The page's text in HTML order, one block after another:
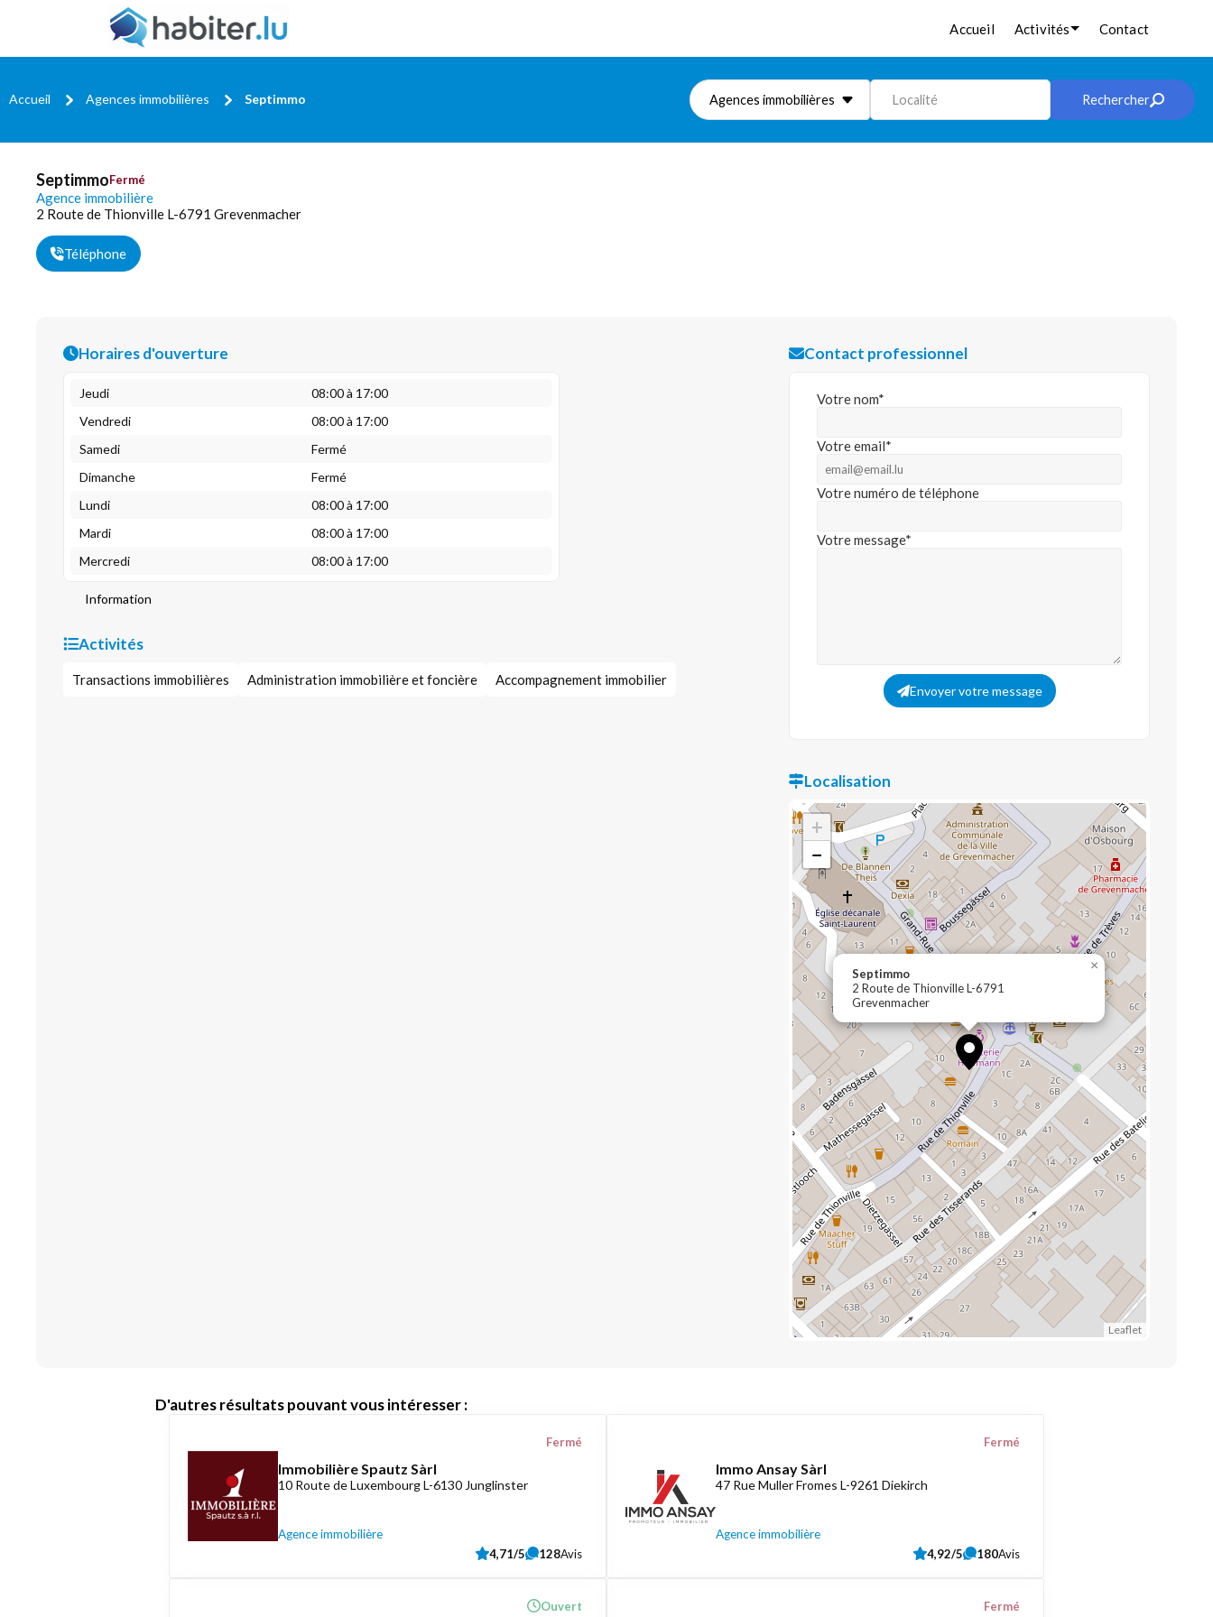
Accueil Activités Contact
Accueil Agences immobilières Septimmo Agences immobilières Localité Rechercher
SeptimmoFermé
Agence immobilière
2 Route de Thionville L-6791 Grevenmacher
Téléphone
Horaires d'ouverture
Jeudi
08:00 à 17:00
Vendredi
08:00 à 17:00
Samedi
Fermé
Dimanche
Fermé
Lundi
08:00 à 17:00
Mardi
08:00 à 17:00
Mercredi
08:00 à 17:00
Information
Activités
Transactions immobilières Administration immobilière et foncière Accompagnement immobilier
Contact professionnel
Votre nom*
Votre email*
Votre numéro de téléphone
Votre message*
Envoyer votre message
Localisation
Septimmo
2 Route de Thionville L-6791
Grevenmacher
×
+
−
Leaflet
D'autres résultats pouvant vous intéresser :
Immobilière Spautz Sàrl
10 Route de Luxembourg L-6130 Junglinster
Agence immobilière
Fermé
4,71/5 128Avis
Immo Ansay Sàrl
47 Rue Muller Fromes L-9261 Diekirch
Agence immobilière
Fermé
4,92/5 180Avis
Ouvert Fermé